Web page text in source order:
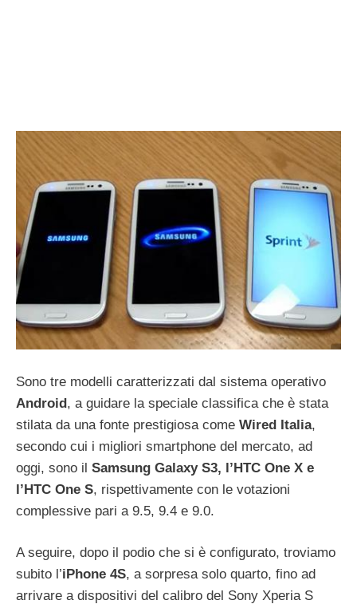
Sono tre modelli caratterizzati dal sistema operativo
Android, a guidare la speciale classifica che è stata
stilata da una fonte prestigiosa come Wired Italia,
secondo cui i migliori smartphone del mercato, ad
oggi, sono il Samsung Galaxy S3, l’HTC One X e
l’HTC One S, rispettivamente con le votazioni
complessive pari a 9.5, 9.4 e 9.0.
A seguire, dopo il podio che si è configurato, troviamo
subito l’iPhone 4S, a sorpresa solo quarto, fino ad
arrivare a dispositivi del calibro del Sony Xperia S